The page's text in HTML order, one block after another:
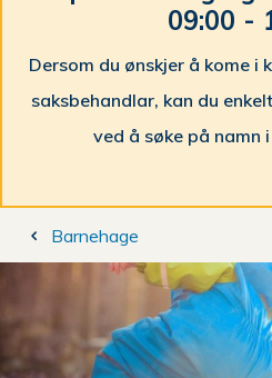
k
o
u
n
e
09:00 -
Dersom du ønskjer å kome i
saksbehandlar, kan du
ved å søke på namn
Du
her:
Barnehage